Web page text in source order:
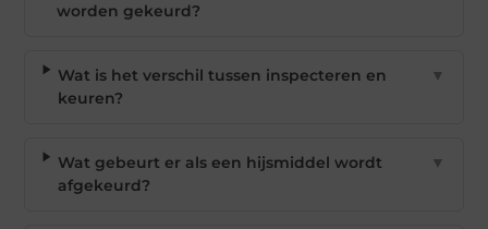
worden gekeurd?
Wat is het verschil tussen inspecteren en
keuren?
▼
Wat gebeurt er als een hijsmiddel wordt
afgekeurd?
▼